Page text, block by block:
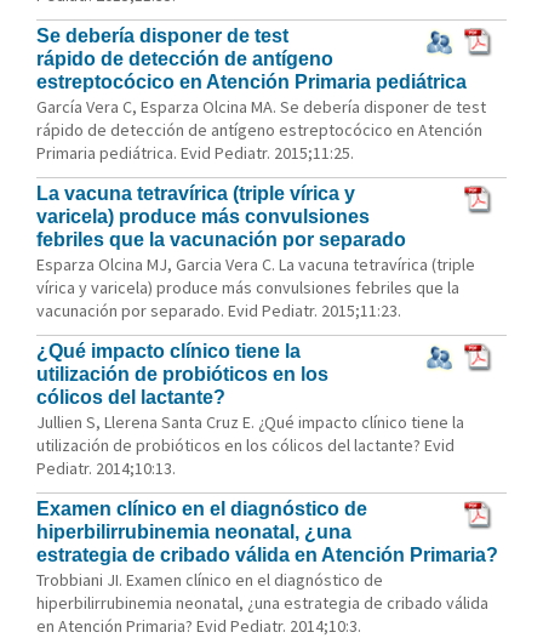
Se debería disponer de test
rápido de detección de antígeno
estreptocócico en Atención Primaria pediátrica
García Vera C, Esparza Olcina MA. Se debería disponer de test
rápido de detección de antígeno estreptocócico en Atención
Primaria pediátrica. Evid Pediatr. 2015;11:25.
La vacuna tetravírica (triple vírica y
varicela) produce más convulsiones
febriles que la vacunación por separado
Esparza Olcina MJ, Garcia Vera C. La vacuna tetravírica (triple
vírica y varicela) produce más convulsiones febriles que la
vacunación por separado. Evid Pediatr. 2015;11:23.
¿Qué impacto clínico tiene la
utilización de probióticos en los
cólicos del lactante?
Jullien S, Llerena Santa Cruz E. ¿Qué impacto clínico tiene la
utilización de probióticos en los cólicos del lactante? Evid
Pediatr. 2014;10:13.
Examen clínico en el diagnóstico de
hiperbilirrubinemia neonatal, ¿una
estrategia de cribado válida en Atención Primaria?
Trobbiani JI. Examen clínico en el diagnóstico de
hiperbilirrubinemia neonatal, ¿una estrategia de cribado válida
en Atención Primaria? Evid Pediatr. 2014;10:3.